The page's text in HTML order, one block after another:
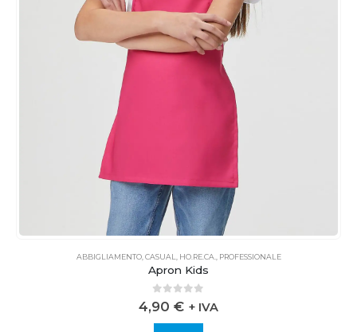
ABBIGLIAMENTO,CASUAL, HO.RE.CA., PROFESSIONALE
Apron Kids
0 out of 5
4,90 € + IVA